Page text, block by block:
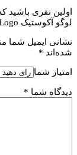
اولین نفری باشید
لوگو آکوستیک Accoustic Folk Logo”
نشانی ایمیل شما
شده‌اند *
امتیاز شما
دیدگاه شما *